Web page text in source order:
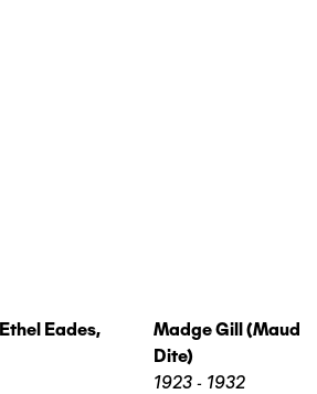
Eades,
Madge Gill (maude
Dite)
1923 - 1932